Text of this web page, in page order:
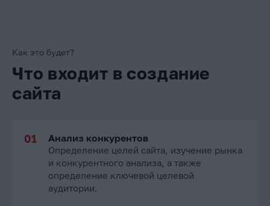
Как это будет?
Что входит в создание
сайта
Анализ конкурентов
Определение целей сайта, изучение рынка
и конкурентного анализа, а также
определение ключевой целевой
аудитории.